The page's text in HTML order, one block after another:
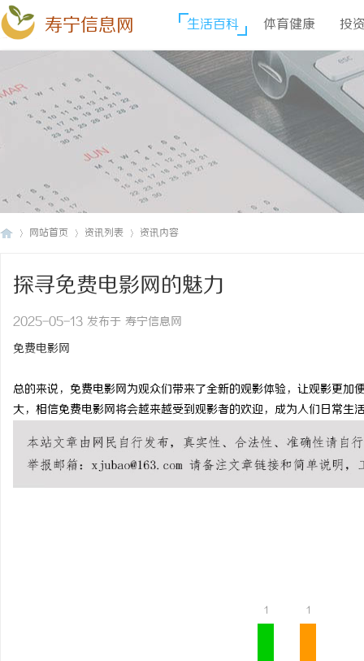
寿宁信息网 生活百科 体育健康 投
网站首页 资讯列表 资讯内容
探寻免费电影网的魅力
2025-05-13 发布于 寿宁信息网
免费电影网
总的来说，免费电影网为观众们带来了全新的观影体验，让观影更
大，相信免费电影网将会越来越受到观影者的欢迎，成为人们日常生
1 1